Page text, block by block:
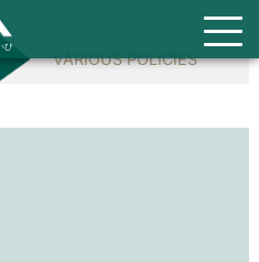
VARIOUS POLICIES